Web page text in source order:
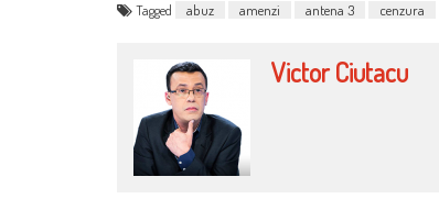
Tagged abuz amenzi antena 3 cenzura
Victor Ciutacu